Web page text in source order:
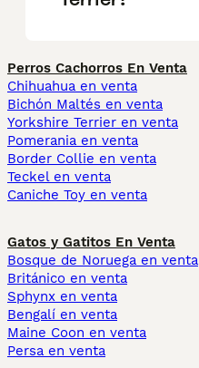
Perros Cachorros En Venta
Chihuahua en venta
Bichón Maltés en venta
Yorkshire Terrier en venta
Pomerania en venta
Border Collie en venta
Teckel en venta
Caniche Toy en venta
Gatos y Gatitos En Venta
Bosque de Noruega en venta
Británico en venta
Sphynx en venta
Bengalí en venta
Maine Coon en venta
Persa en venta